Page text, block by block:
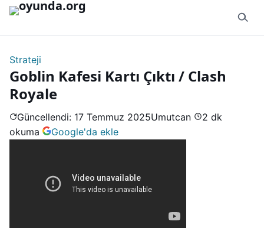
İçeriğe geç
Strateji
Goblin Kafesi Kartı Çıktı / Clash
Royale
Güncellendi: 17 Temmuz 2025Umutcan
2 dk
okuma
Google'da ekle